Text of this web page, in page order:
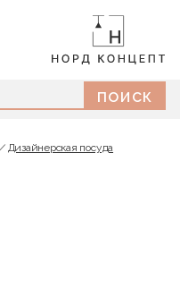
Дизайнерская посуда